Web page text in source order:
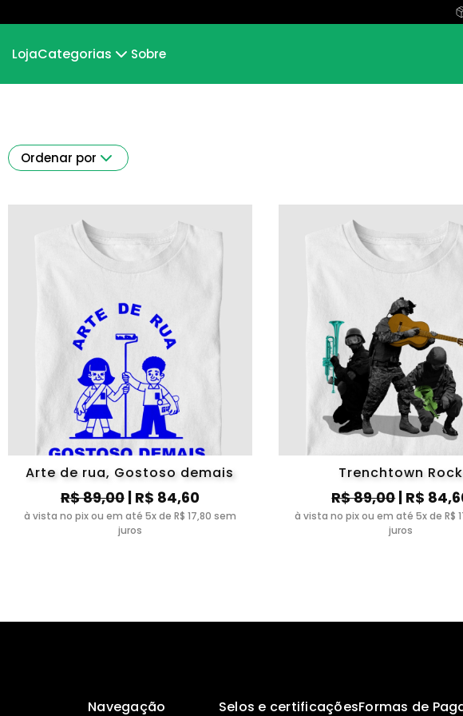
LojaCategorias Sobre
Ordenar por
Arte de rua, Gostoso demais
R$ 89,00| R$ 84,60
à vista no pix ou em até 5x de R$ 17,80 sem
juros
Trenchtown Rock
R$ 89,00| R$
à vista no pix ou em até 5x de R$
juros
Navegação Selos e certificaçõesFormas de